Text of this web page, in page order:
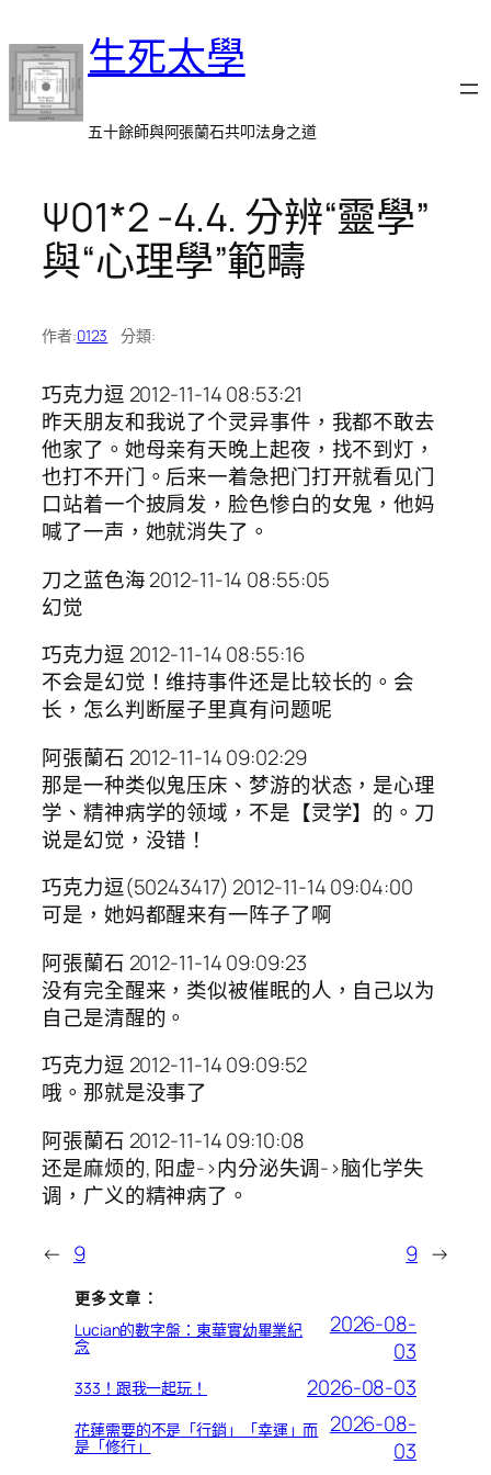
至
主
要
內
生死太學
五十餘師與阿張蘭石共叩法身之道
Ψ01*2 -4.4. 分辨“靈學”
與“心理學”範疇
作者:0123 分類:
巧克力逗 2012-11-14 08:53:21
昨天朋友和我说了个灵异事件，我都不敢去
他家了。她母亲有天晚上起夜，找不到灯，
也打不开门。后来一着急把门打开就看见门
口站着一个披肩发，脸色惨白的女鬼，他妈
喊了一声，她就消失了。
刀之蓝色海 2012-11-14 08:55:05
幻觉
巧克力逗 2012-11-14 08:55:16
不会是幻觉！维持事件还是比较长的。会
长，怎么判断屋子里真有问题呢
阿張蘭石 2012-11-14 09:02:29
那是一种类似鬼压床、梦游的状态，是心理
学、精神病学的领域，不是【灵学】的。刀
说是幻觉，没错！
巧克力逗(50243417) 2012-11-14 09:04:00
可是，她妈都醒来有一阵子了啊
阿張蘭石 2012-11-14 09:09:23
没有完全醒来，类似被催眠的人，自己以为
自己是清醒的。
巧克力逗 2012-11-14 09:09:52
哦。那就是没事了
阿張蘭石 2012-11-14 09:10:08
还是麻烦的, 阳虚->内分泌失调->脑化学失
调，广义的精神病了。
← 9 9 →
更多文章：
Lucian的數字盤：東華實幼畢業紀
念
2026-08-
03
333！跟我一起玩！ 2026-08-03
花蓮需要的不是「行銷」「幸運」而
是「修行」
2026-08-
03